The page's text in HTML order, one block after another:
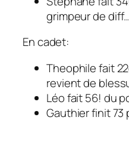
grimpeur de diff…
En cadet:
Theophile fait
revient de
Léo fait 56! du
Gauthier finit 73